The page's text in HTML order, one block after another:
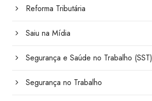
Reforma Tributária
Saiu na Mídia
Segurança e Saúde no Trabalho (SST)
Segurança no Trabalho